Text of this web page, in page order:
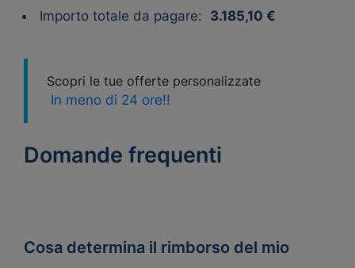
Importo totale da pagare: 3.185,10 €
Scopri le tue offerte personalizzate
In meno di 24 ore!!
Domande frequenti
Cosa determina il rimborso del mio